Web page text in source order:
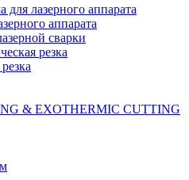
лазерного аппарата
аппарата
сварки
резка
& EXOTHERMIC CUTTING